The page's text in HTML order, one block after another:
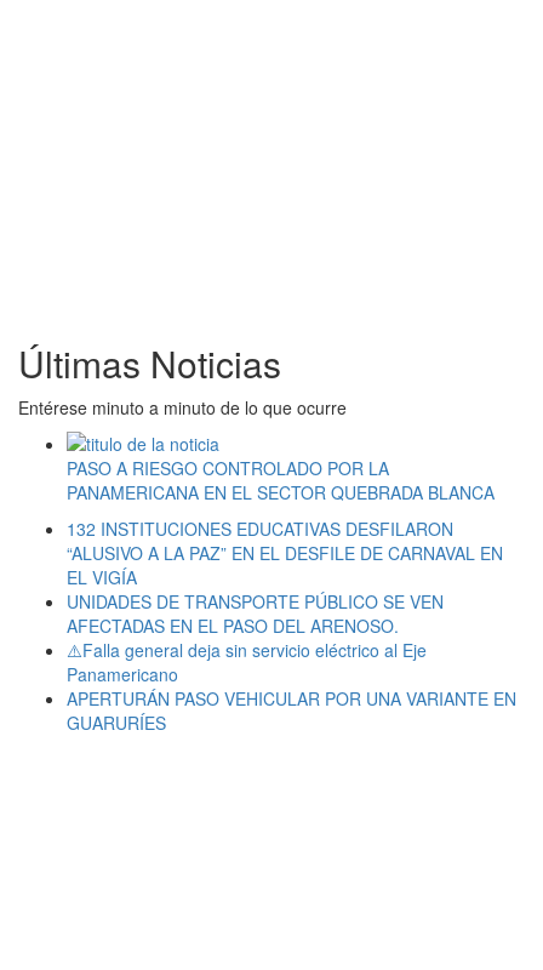
Últimas Noticias
Entérese minuto a minuto de lo que ocurre
PASO A RIESGO CONTROLADO POR LA
PANAMERICANA EN EL SECTOR QUEBRADA BLANCA
132 INSTITUCIONES EDUCATIVAS DESFILARON
“ALUSIVO A LA PAZ” EN EL DESFILE DE CARNAVAL EN
EL VIGÍA
UNIDADES DE TRANSPORTE PÚBLICO SE VEN
AFECTADAS EN EL PASO DEL ARENOSO.
⚠️Falla general deja sin servicio eléctrico al Eje
Panamericano
APERTURÁN PASO VEHICULAR POR UNA VARIANTE EN
GUARURÍES